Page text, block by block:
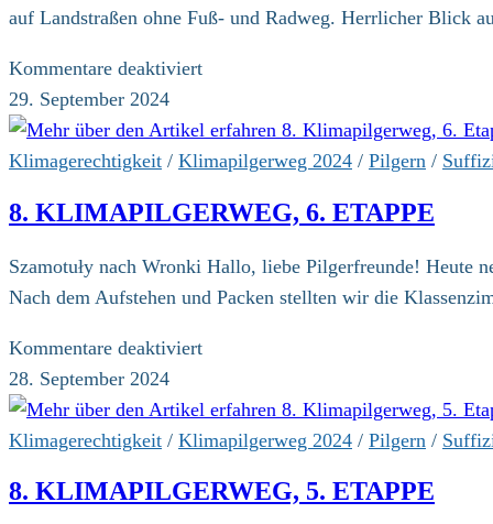
auf Landstraßen ohne Fuß- und Radweg. Herrlicher Blick
Kommentare deaktiviertfür
Klimapilgerweg,
7.
29. September 2024
Klimagerechtigkeit / Klimapilgerweg 2024 / Pilgern /
8. KLIMAPILGERWEG, 6. ETAPPE
Szamotuły nach Wronki Hallo, liebe Pilgerfreunde! Heute
Nach dem Aufstehen und Packen stellten wir die
Kommentare deaktiviertfür
Klimapilgerweg,
6.
28. September 2024
Klimagerechtigkeit / Klimapilgerweg 2024 / Pilgern /
8. KLIMAPILGERWEG, 5. ETAPPE